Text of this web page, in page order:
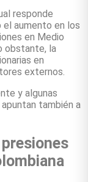
responde
aumento en los
en Medio
obstante, la
en
externos.
y algunas
también a